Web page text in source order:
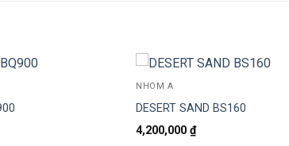
NHÓM A
DESERT SAND BS160
4,200,000₫